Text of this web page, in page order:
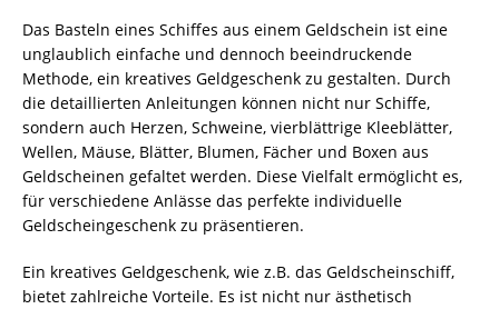
Das Basteln eines Schiffes aus einem Geldschein ist eine
unglaublich einfache und dennoch beeindruckende
Methode, ein kreatives Geldgeschenk zu gestalten. Durch
die detaillierten Anleitungen können nicht nur Schiffe,
sondern auch Herzen, Schweine, vierblättrige Kleeblätter,
Wellen, Mäuse, Blätter, Blumen, Fächer und Boxen aus
Geldscheinen gefaltet werden. Diese Vielfalt ermöglicht es,
für verschiedene Anlässe das perfekte individuelle
Geldscheingeschenk zu präsentieren.
Ein kreatives Geldgeschenk, wie z.B. das Geldscheinschiff,
bietet zahlreiche Vorteile. Es ist nicht nur ästhetisch